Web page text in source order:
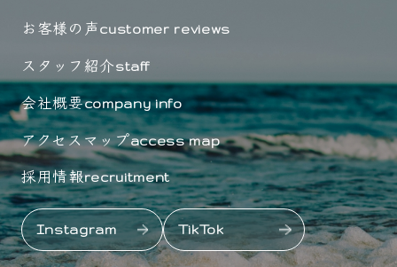
お客様の声customer reviews
スタッフ紹介staff
会社概要company info
アクセスマップaccess map
採用情報recruitment
Instagram TikTok